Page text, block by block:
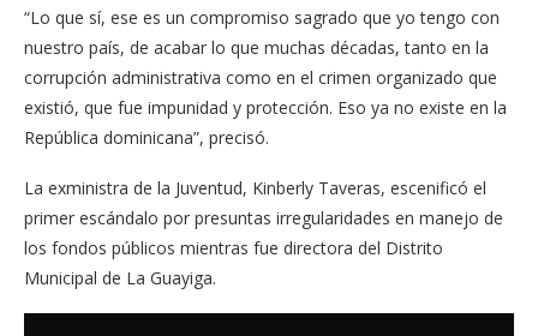
“Lo que sí, ese es un compromiso sagra­do que yo tengo con
nuestro país, de acabar lo que mu­chas décadas, tanto en la
co­rrupción administrativa como en el crimen organizado que
existió, que fue impunidad y protección. Eso ya no existe en la
República dominicana”, precisó.
La exministra de la Juven­tud, Kinberly Taveras, esceni­ficó el
primer escándalo por presuntas irregularidades en manejo de
los fondos públi­cos mientras fue directora del Distrito
Municipal de La Gua­yiga.